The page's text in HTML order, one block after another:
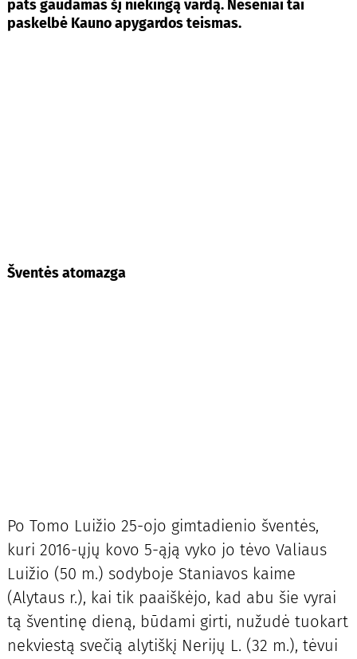
pats gaudamas šį niekingą vardą. Neseniai tai
paskelbė Kauno apygardos teismas.
Šventės atomazga
Po Tomo Luižio 25-ojo gimtadienio šventės,
kuri 2016-ųjų kovo 5-ąją vyko jo tėvo Valiaus
Luižio (50 m.) sodyboje Staniavos kaime
(Alytaus r.), kai tik paaiškėjo, kad abu šie vyrai
tą šventinę dieną, būdami girti, nužudė tuokart
nekviestą svečią alytiškį Nerijų L. (32 m.), tėvui